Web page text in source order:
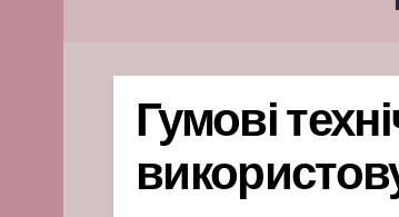
Гумові